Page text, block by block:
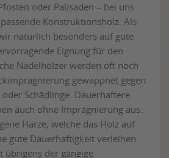
oder Palisaden – bei uns
Konstruktionsholz. Als
natürlich besonders auf gute
Eignung für den
Nadelhölzer werden oft noch
gewappnet gegen
Schädlinge. Dauerhaftere
auch ohne Imprägnierung aus.
Harze, welche das Holz auf
gute Dauerhaftigkeit verleihen
übrigens der gängige